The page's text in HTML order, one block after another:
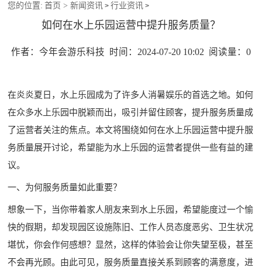
您的位置: 首页 >新闻资讯 >行业资讯 >
如何在水上乐园运营中提升服务质量？
作者：今年会游乐科技 时间：2024-07-20 10:02 阅读量： 0
在炎炎夏日，水上乐园成为了许多人消暑娱乐的首选之地。如何
在众多水上乐园中脱颖而出，吸引并留住顾客，提升服务质量成
了运营者关注的焦点。本文将围绕如何在水上乐园运营中提升服
务质量展开讨论，希望能为水上乐园的运营者提供一些有益的建
议。
一、为何服务质量如此重要？
想象一下，当你带着家人朋友来到水上乐园，希望能度过一个愉
快的假期，却发现园区设施陈旧、工作人员态度恶劣、卫生状况
堪忧，你会作何感想？显然，这样的体验会让你失望至极，甚至
不会再光顾。由此可见，服务质量直接关系到顾客的满意度，进